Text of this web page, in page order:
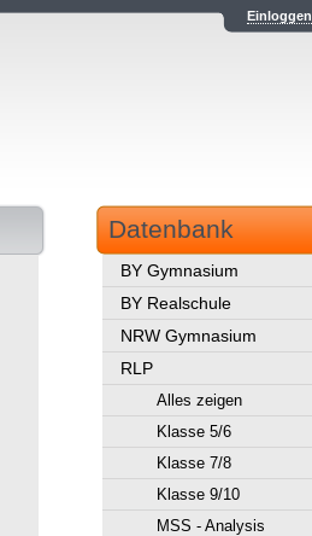
Einloggen
Datenbank
BY Gymnasium
BY Realschule
NRW Gymnasium
RLP
Alles zeigen
Klasse 5/6
Klasse 7/8
Klasse 9/10
MSS - Analysis